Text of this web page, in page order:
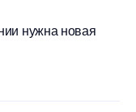
нужна новая